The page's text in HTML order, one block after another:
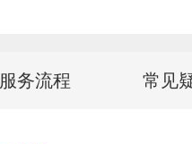
服务流程 常见